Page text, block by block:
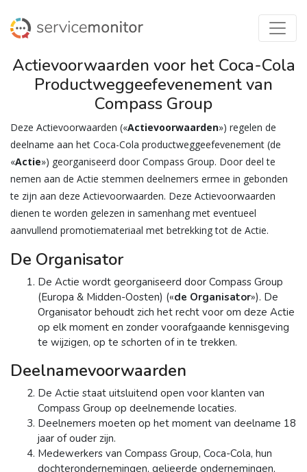
Actievoorwaarden voor het Coca-Cola
Productweggeefevenement van
Compass Group
Deze Actievoorwaarden («Actievoorwaarden») regelen de
deelname aan het Coca-Cola productweggeefevenement (de
«Actie») georganiseerd door Compass Group. Door deel te
nemen aan de Actie stemmen deelnemers ermee in gebonden
te zijn aan deze Actievoorwaarden. Deze Actievoorwaarden
dienen te worden gelezen in samenhang met eventueel
aanvullend promotiemateriaal met betrekking tot de Actie.
De Organisator
De Actie wordt georganiseerd door Compass Group
(Europa & Midden-Oosten) («de Organisator»). De
Organisator behoudt zich het recht voor om deze Actie
op elk moment en zonder voorafgaande kennisgeving
te wijzigen, op te schorten of in te trekken.
Deelnamevoorwaarden
De Actie staat uitsluitend open voor klanten van
Compass Group op deelnemende locaties.
Deelnemers moeten op het moment van deelname 18
jaar of ouder zijn.
Medewerkers van Compass Group, Coca-Cola, hun
dochterondernemingen, gelieerde ondernemingen,